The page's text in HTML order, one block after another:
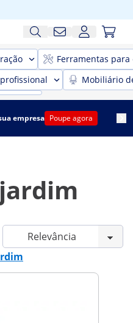
Ferramentas para
Mobiliário
empresa Poupe agora